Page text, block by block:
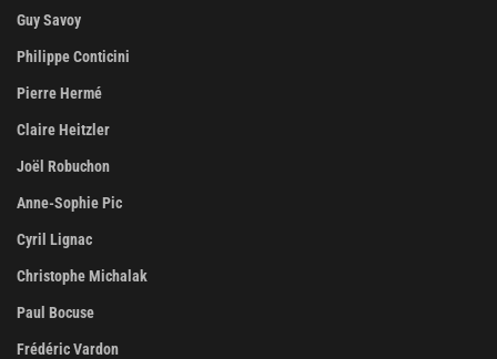
Guy Savoy
Philippe Conticini
Pierre Hermé
Claire Heitzler
Joël Robuchon
Anne-Sophie Pic
Cyril Lignac
Christophe Michalak
Paul Bocuse
Frédéric Vardon